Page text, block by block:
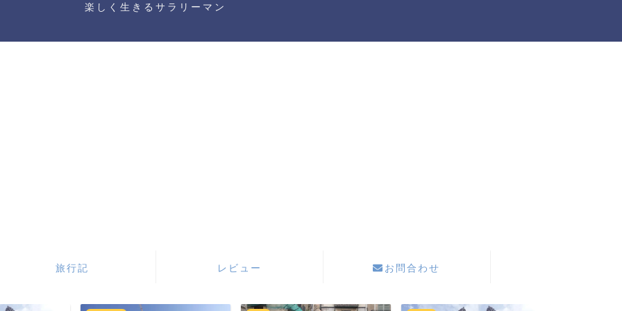
楽しく生きるサラリーマン
旅行記 レビュー お問合わせ